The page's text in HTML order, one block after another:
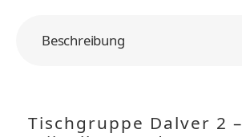
Beschreibung
Tischgruppe Dalver 2 –